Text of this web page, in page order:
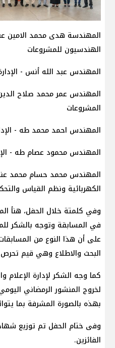
المهندسة هدى محمد الامين
الهندسيون للمشروعات
المهندس عبد الله أنس -
المهندس عمر محمد صلاح
المشروعات
المهندس احمد محمد طه -
المهندس محمود عصام طه -
المهندس محمد حسام محمد عنان
الكهربائية ونظم القياس
وفي كلمتة خلال الحفل، هنأ
في المسابقة وتوجه بالشكر
على أن هذا النوع من
البحث والاطلاع وهي قيم
كما وجه الشكر لإدارة
لخروج المنشور الرمضاني
بهذه بالصورة المشرفة بما
وفى ختام الحفل تم توزيع
الفائزين.